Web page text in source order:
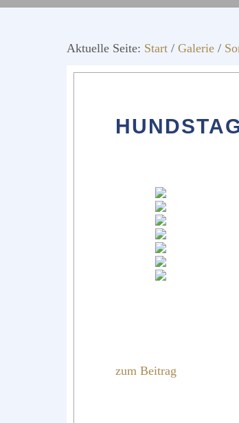
Aktuelle Seite: Start / Galerie /
zum Beitrag